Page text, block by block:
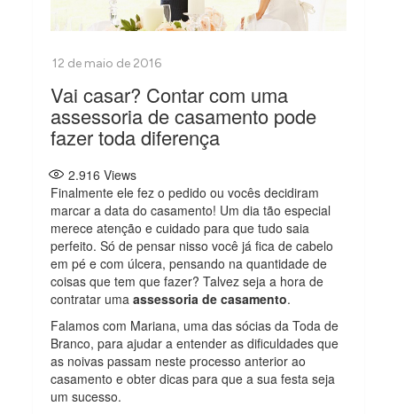
Vai casar? Contar com uma
assessoria de casamento pode
fazer toda diferença
2.916 Views
Finalmente ele fez o pedido ou vocês decidiram
marcar a data do casamento! Um dia tão especial
merece atenção e cuidado para que tudo saia
perfeito. Só de pensar nisso você já fica de cabelo
em pé e com úlcera, pensando na quantidade de
coisas que tem que fazer? Talvez seja a hora de
contratar umaassessoria de casamento.
Falamos com Mariana, uma das sócias da Toda de
Branco, para ajudar a entender as dificuldades que
as noivas passam neste processo anterior ao
casamento e obter dicas para que a sua festa seja
um sucesso.